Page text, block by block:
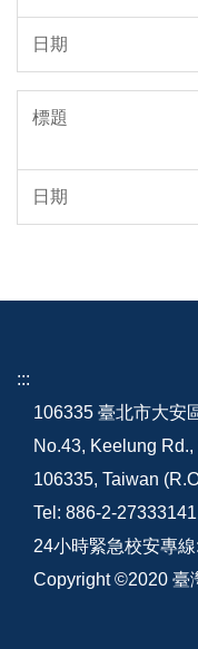
:::
106335 臺北市大安
No.43, Keelung
106335, Taiwan
Tel: 886-2-27333141
24小時緊急校安專
Copyright ©2020 臺